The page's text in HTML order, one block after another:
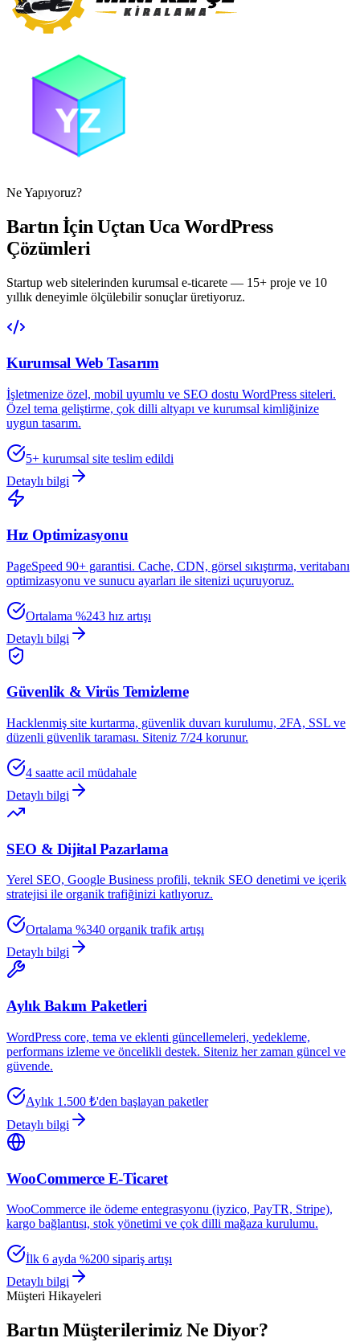
Ne Yapıyoruz?
Bartın İçin Uçtan Uca WordPress
Çözümleri
Startup web sitelerinden kurumsal e-ticarete — 15+ proje ve 10
yıllık deneyimle ölçülebilir sonuçlar üretiyoruz.
Kurumsal Web Tasarım
İşletmenize özel, mobil uyumlu ve SEO dostu WordPress siteleri.
Özel tema geliştirme, çok dilli altyapı ve kurumsal kimliğinize
uygun tasarım.
5+ kurumsal site teslim edildi
Detaylı bilgi
Hız Optimizasyonu
PageSpeed 90+ garantisi. Cache, CDN, görsel sıkıştırma, veritabanı
optimizasyonu ve sunucu ayarları ile sitenizi uçuruyoruz.
Ortalama %243 hız artışı
Detaylı bilgi
Güvenlik & Virüs Temizleme
Hacklenmiş site kurtarma, güvenlik duvarı kurulumu, 2FA, SSL ve
düzenli güvenlik taraması. Siteniz 7/24 korunur.
4 saatte acil müdahale
Detaylı bilgi
SEO & Dijital Pazarlama
Yerel SEO, Google Business profili, teknik SEO denetimi ve içerik
stratejisi ile organik trafiğinizi katlıyoruz.
Ortalama %340 organik trafik artışı
Detaylı bilgi
Aylık Bakım Paketleri
WordPress core, tema ve eklenti güncellemeleri, yedekleme,
performans izleme ve öncelikli destek. Siteniz her zaman güncel ve
güvende.
Aylık 1.500 ₺'den başlayan paketler
Detaylı bilgi
WooCommerce E-Ticaret
WooCommerce ile ödeme entegrasyonu (iyzico, PayTR, Stripe),
kargo bağlantısı, stok yönetimi ve çok dilli mağaza kurulumu.
İlk 6 ayda %200 sipariş artışı
Detaylı bilgi
Müşteri Hikayeleri
Bartın Müşterilerimiz Ne Diyor?